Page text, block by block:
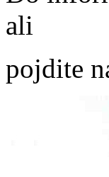
ali
pojdite